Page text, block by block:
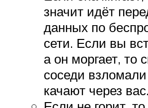
значит идёт
данных по
сети. Если вы
а он моргает, то
соседи
качают через вас.